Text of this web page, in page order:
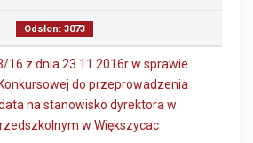
Odsłon: 3073
16 z dnia 23.11.2016r w sprawie
do przeprowadzenia
na stanowisko dyrektora w
w Większycac